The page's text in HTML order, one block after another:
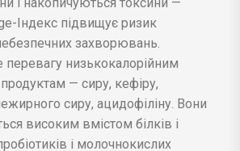
Індекс підвищує ризик
захворювань.
перевагу низькокалорійним
— сиру, кефіру,
сиру, ацидофіліну. Вони
високим вмістом білків і
і молочнокислих